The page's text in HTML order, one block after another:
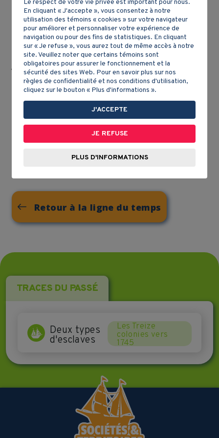
encouragent la ville culturelle avec des soirées,
des bals, des pièces dethéâtre, etc. Ils font
éduquer leurs enfants dans les quelques collèges
et universités coloniales (Harvard, Yale, William
and Mary) ou dans les écoles anglaises. Les
gentlemen farmerforment l'élite sociale et
politique des Treize colonies, un peu comme les
seigneurs en Nouvelle-France.
AUTEUR
Licence d'utilisation :
Retour à la ligne du temps
TRACES DU PASSÉ
Deux types
d'esclaves
Les Treize
colonies vers
1745
Le respect de votre vie privée est important pour nous.
En cliquant « J'accepte », vous consentez à notre
utilisation des témoins « cookies » sur votre navigateur
pour améliorer et personnaliser votre expérience de
navigation ou pour des fins de statistiques. En cliquant
sur « Je refuse », vous aurez tout de même accès à notre
site. Veuillez noter que certains témoins sont
obligatoires pour assurer le fonctionnement et la
sécurité des sites Web. Pour en savoir plus sur nos
règles de confidentialité et nos conditions d'utilisation,
cliquez sur le bouton « Plus d'informations ».
J'ACCEPTE
JE REFUSE
PLUS D'INFORMATIONS